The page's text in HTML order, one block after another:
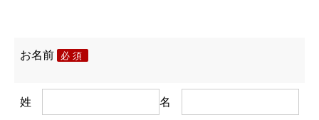
お名前 必須
姓 名